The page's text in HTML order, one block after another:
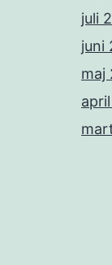
juli
juni
maj